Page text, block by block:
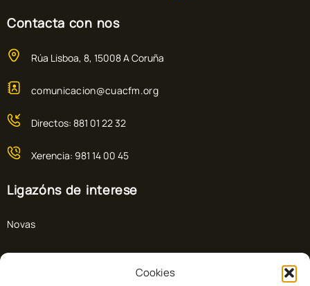
Cookies
Contacta con nos
Rúa Lisboa, 8, 15008 A Coruña
comunicacion@cuacfm.org
Directos: 881 01 22 32
Xerencia: 981 14 00 45
Ligazóns de interese
Novas
Preguntas frecuentes